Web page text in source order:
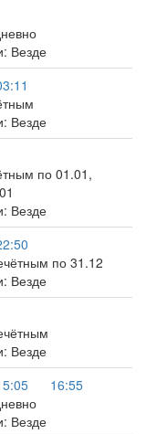
Везде
Везде
по 01.01,
Везде
по 31.12
Везде
Везде
16:55
Везде